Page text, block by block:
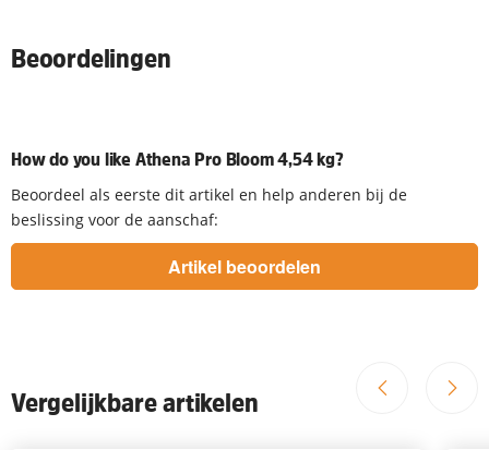
Beoordelingen
How do you like Athena Pro Bloom 4,54 kg?
Beoordeel als eerste dit artikel en help anderen bij de
beslissing voor de aanschaf:
Vergelijkbare artikelen